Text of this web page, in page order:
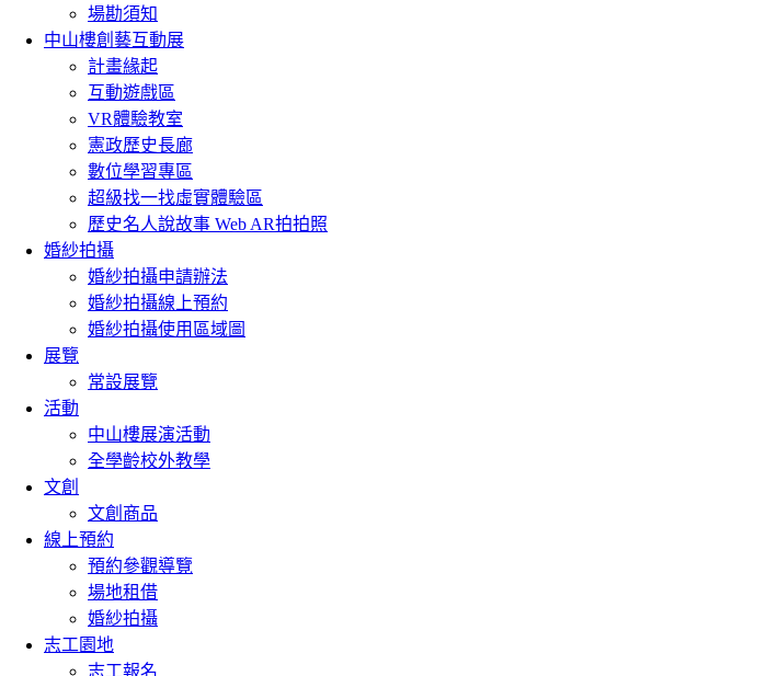
場勘須知
中山樓創藝互動展
計畫緣起
互動遊戲區
VR體驗教室
憲政歷史長廊
數位學習專區
超級找一找虛實體驗區
歷史名人說故事 Web AR拍拍照
婚紗拍攝
婚紗拍攝申請辦法
婚紗拍攝線上預約
婚紗拍攝使用區域圖
展覽
常設展覽
活動
中山樓展演活動
全學齡校外教學
文創
文創商品
線上預約
預約參觀導覽
場地租借
婚紗拍攝
志工園地
志工報名